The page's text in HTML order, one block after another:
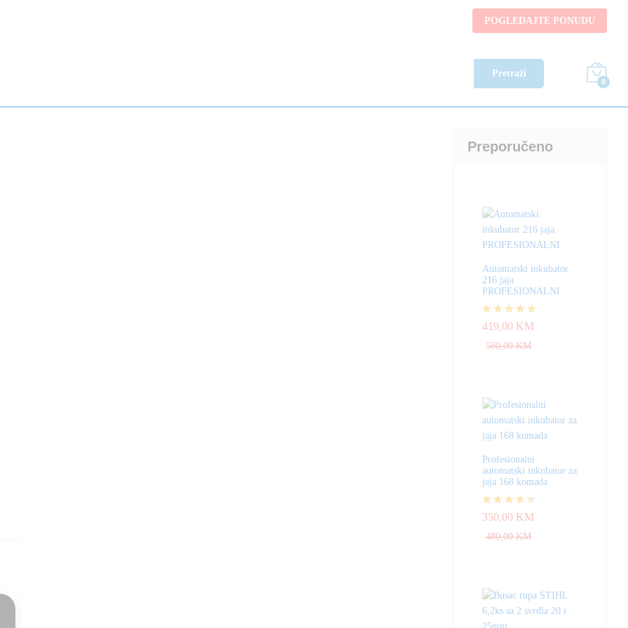
POGLEDAJTE PONUDU
Pretraži
0
Preporučeno
Automatski inkubator
216 jaja
PROFESIONALNI
Ocjenjeno
419,00 KM
580,00KM
Profesionalni
automatski inkubator za
jaja 168 komada
Ocjenjeno
350,00 KM
480,00KM
64,90KM
97,37KM